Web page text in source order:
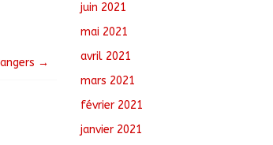
→
juin 2021
mai 2021
avril 2021
mars 2021
février 2021
janvier 2021